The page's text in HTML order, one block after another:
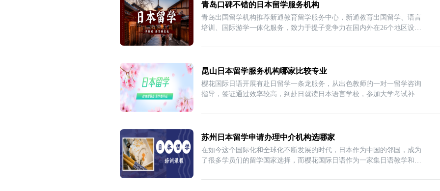
青岛口碑不错的日本留学服务机构
青岛出国留学机构推荐新通教育留学服务中心，新通教育出国留学、语言
培训、国际游学一体化服务，致力于提子竞争力在国内外在26个地区设立
昆山日本留学服务机构哪家比较专业
樱花国际日语开展有赴日留学一条龙服务，从出色教师的一对一留学咨询
指导，签证通过效率较高，到赴日就读日本语言学校，参加大学考试补
苏州日本留学申请办理中介机构选哪家
在如今这个国际化和全球化不断发展的时代，日本作为中国的邻国，成为
了很多学员们的留学国家选择，而樱花国际日语作为一家集日语教学和留